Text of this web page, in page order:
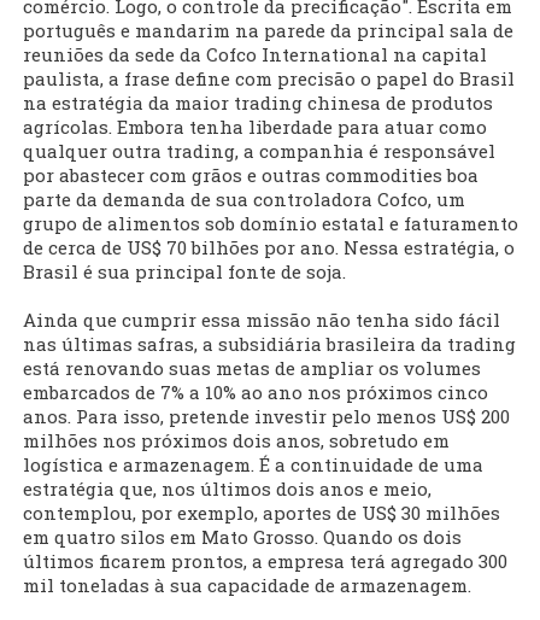
comércio. Logo, o controle da precificação". Escrita em
português e mandarim na parede da principal sala de
reuniões da sede da Cofco International na capital
paulista, a frase define com precisão o papel do Brasil
na estratégia da maior trading chinesa de produtos
agrícolas. Embora tenha liberdade para atuar como
qualquer outra trading, a companhia é responsável
por abastecer com grãos e outras commodities boa
parte da demanda de sua controladora Cofco, um
grupo de alimentos sob domínio estatal e faturamento
de cerca de US$ 70 bilhões por ano. Nessa estratégia, o
Brasil é sua principal fonte de soja.
Ainda que cumprir essa missão não tenha sido fácil
nas últimas safras, a subsidiária brasileira da trading
está renovando suas metas de ampliar os volumes
embarcados de 7% a 10% ao ano nos próximos cinco
anos. Para isso, pretende investir pelo menos US$ 200
milhões nos próximos dois anos, sobretudo em
logística e armazenagem. É a continuidade de uma
estratégia que, nos últimos dois anos e meio,
contemplou, por exemplo, aportes de US$ 30 milhões
em quatro silos em Mato Grosso. Quando os dois
últimos ficarem prontos, a empresa terá agregado 300
mil toneladas à sua capacidade de armazenagem.